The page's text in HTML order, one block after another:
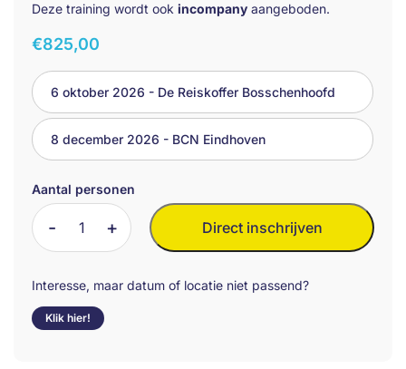
Deze training wordt ook incompany aangeboden.
€825,00
6 oktober 2026 - De Reiskoffer Bosschenhoofd
8 december 2026 - BCN Eindhoven
Aantal personen
Kostenramingen
voor
Bouwteams
en
contractvormen
Direct inschrijven
Interesse, maar datum of locatie niet passend?
Klik hier!